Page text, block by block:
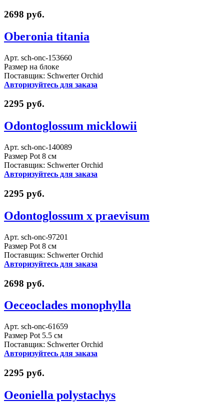
2698 руб.
Oberonia titania
Арт. sch-onc-153660
Размер на блоке
Поставщик: Schwerter Orchid
Авторизуйтесь для заказа
2295 руб.
Odontoglossum micklowii
Арт. sch-onc-140089
Размер Pot 8 см
Поставщик: Schwerter Orchid
Авторизуйтесь для заказа
2295 руб.
Odontoglossum x praevisum
Арт. sch-onc-97201
Размер Pot 8 см
Поставщик: Schwerter Orchid
Авторизуйтесь для заказа
2698 руб.
Oeceoclades monophylla
Арт. sch-onc-61659
Размер Pot 5.5 см
Поставщик: Schwerter Orchid
Авторизуйтесь для заказа
2295 руб.
Oeoniella polystachys